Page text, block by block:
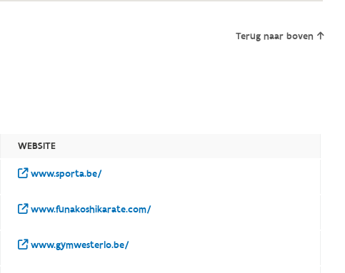
Terug naar boven
WEBSITE
www.sporta.be/
www.funakoshikarate.com/
www.gymwesterlo.be/